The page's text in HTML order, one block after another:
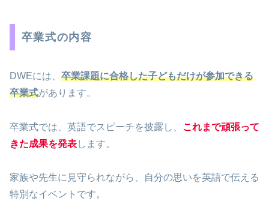
卒業式の内容
DWEには、 卒業課題に合格した子どもだけが参加できる
卒業式があります。
卒業式では、英語でスピーチを披露し、 これまで頑張って
きた成果を発表します。
家族や先生に見守られながら、自分の思いを英語で伝える
特別なイベントです。